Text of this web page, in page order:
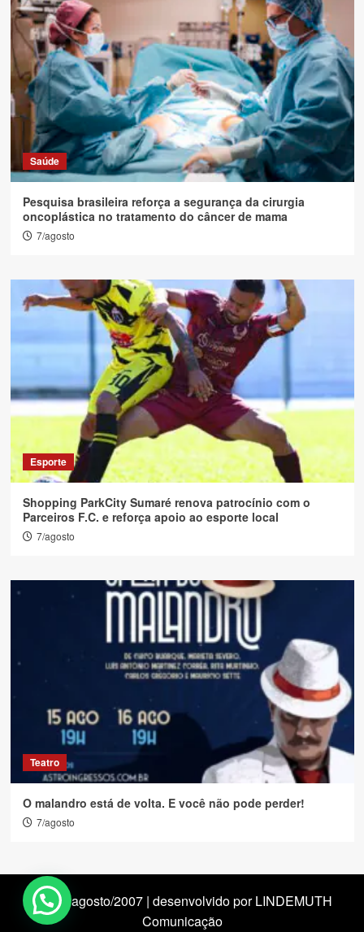
Saúde
Pesquisa brasileira reforça a segurança da cirurgia
oncoplástica no tratamento do câncer de mama
7/agosto
Esporte
Shopping ParkCity Sumaré renova patrocínio com o
Parceiros F.C. e reforça apoio ao esporte local
7/agosto
Teatro
O malandro está de volta. E você não pode perder!
7/agosto
desde agosto/2007 | desenvolvido por LINDEMUTH
Comunicação